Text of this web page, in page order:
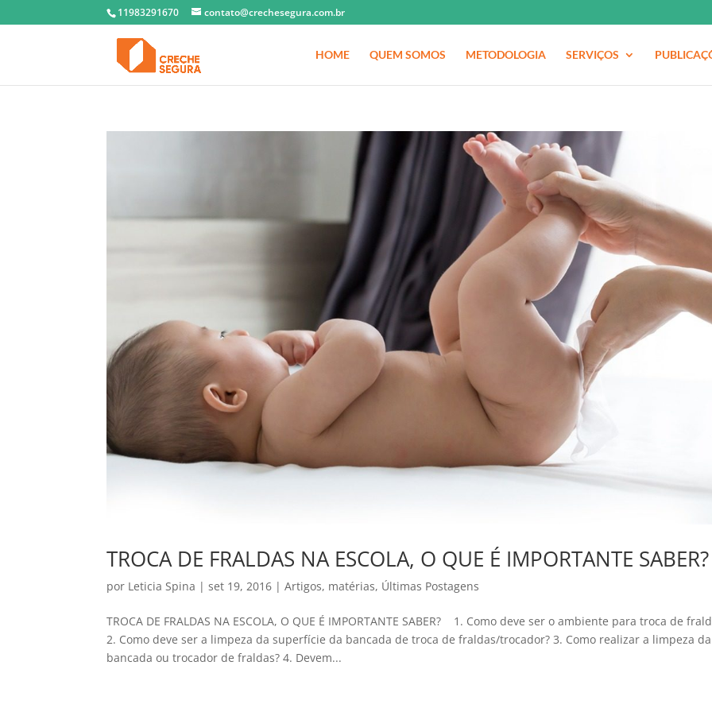
11983291670 contato@crechesegura.com.br
HOME QUEM SOMOS METODOLOGIA SERVIÇOS
TROCA DE FRALDAS NA ESCOLA, O QUE É IMPORTANTE SABER?
por Leticia Spina |set 19, 2016 |Artigos, matérias, Últimas Postagens
TROCA DE FRALDAS NA ESCOLA, O QUE É IMPORTANTE SABER? 1. Como deve ser o ambiente para troca de
2. Como deve ser a limpeza da superfície da bancada de troca de fraldas/trocador? 3. Como realizar a limpeza da
bancada ou trocador de fraldas? 4. Devem...